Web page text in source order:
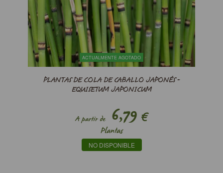
ACTUALMENTE AGOTADO
PLANTAS DE COLA DE CABALLO JAPONÉS -
EQUISETUM JAPONICUM
A partir de6,79 €
Plantas
NO DISPONIBLE